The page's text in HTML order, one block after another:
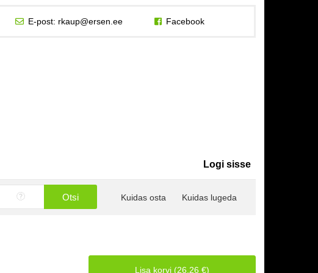
E-post: rkaup@ersen.ee Facebook
Logi sisse
Kuidas osta Kuidas lugeda
Lisa korvi (26.26 €)